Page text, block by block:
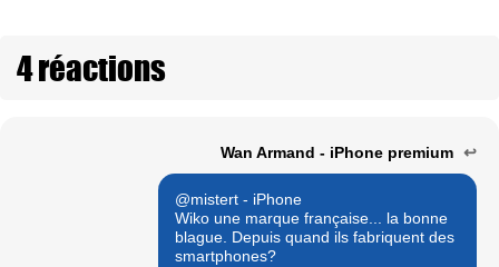
4 réactions
Wan Armand - iPhone premium ↩
@mistert - iPhone
Wiko une marque française... la bonne
blague. Depuis quand ils fabriquent des
smartphones?